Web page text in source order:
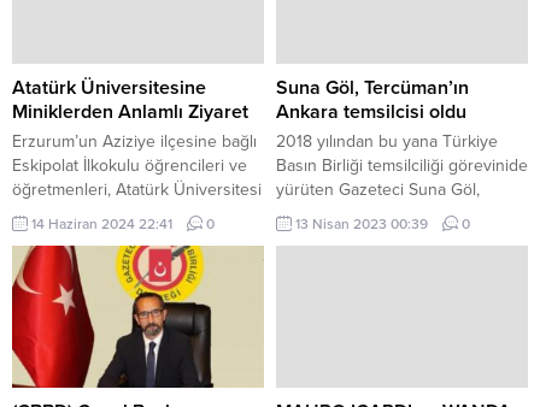
Atatürk Üniversitesine
Miniklerden Anlamlı Ziyaret
Erzurum’un Aziziye ilçesine bağlı
Eskipolat İlkokulu öğrencileri ve
öğretmenleri, Atatürk Üniversitesi
Rektörü Prof. Dr. Ömer Çomaklı’yı
ziyaret etti. Eskipolat İlkokulu 1/A
sınıfında eğitim görerek okuma
yazmaya geçen öğrencilerin
Erzurum’daki çeşitli kurumlara
bayram tebrik kartı yazma
uygulaması sayesinde Atatürk
Üniversitesiyle iletişime geçen
14 Haziran 2024 22:41 0
Suna Göl, Tercüman’ın
Ankara temsilcisi oldu
2018 yılından bu yana Türkiye
Basın Birliği temsilciliği görevinide
yürüten Gazeteci Suna Göl,
Tercüman Gazetesi Ankata
Temsilciliğine getirildi.
haberine göre, Gazeteci Suna
13 Nisan 2023 00:39 0